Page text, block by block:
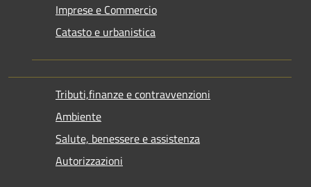
Imprese e Commercio
Catasto e urbanistica
Tributi,finanze e contravvenzioni
Ambiente
Salute, benessere e assistenza
Autorizzazioni